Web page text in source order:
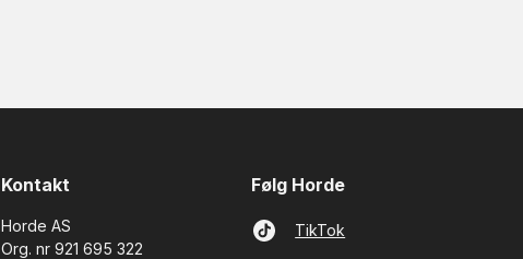
Kontakt
Horde AS
Org. nr 921 695 322
Følg Horde
TikTok